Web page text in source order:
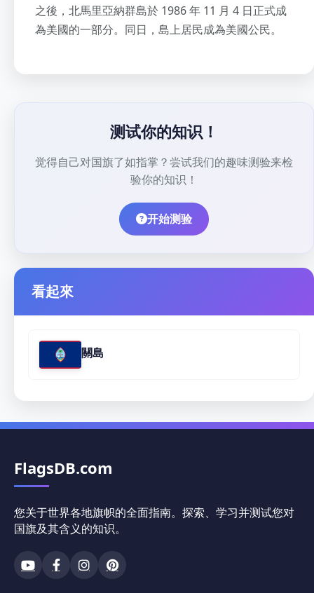
之後，北馬里亞納群島於 1986 年 11 月 4 日正式成
為美國的一部分。同日，島上居民成為美國公民。
测试你的知识！
觉得自己对国旗了如指掌？尝试我们的趣味测验来检
验你的知识！
开始测验
看起來
關島
FlagsDB.com
您关于世界各地旗帜的全面指南。探索、学习并测试您对
国旗及其含义的知识。